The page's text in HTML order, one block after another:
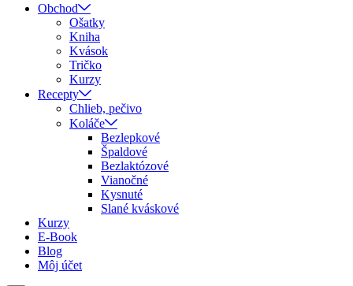
Obchod
Ošatky
Kniha
Kvások
Tričko
Kurzy
Recepty
Chlieb, pečivo
Koláče
Bezlepkové
Špaldové
Bezlaktózové
Vianočné
Kysnuté
Slané kváskové
Kurzy
E-Book
Blog
Môj účet